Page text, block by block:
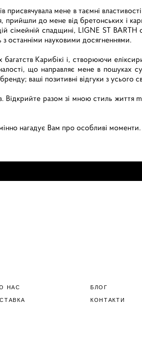
присвячувала мене в таємні
прийшли до мене від бретонських і
сімейній спадщині, LIGNE ST
з останніми науковими досягненнями.
Карибікі і, створюючи
що направляє мене в пошуках
ваші позитивні відгуки з усього
Відкрийте разом зі мною стиль життя
нагадує Вам про особливі моменти.
НАС БЛОГ
КОНТАКТИ